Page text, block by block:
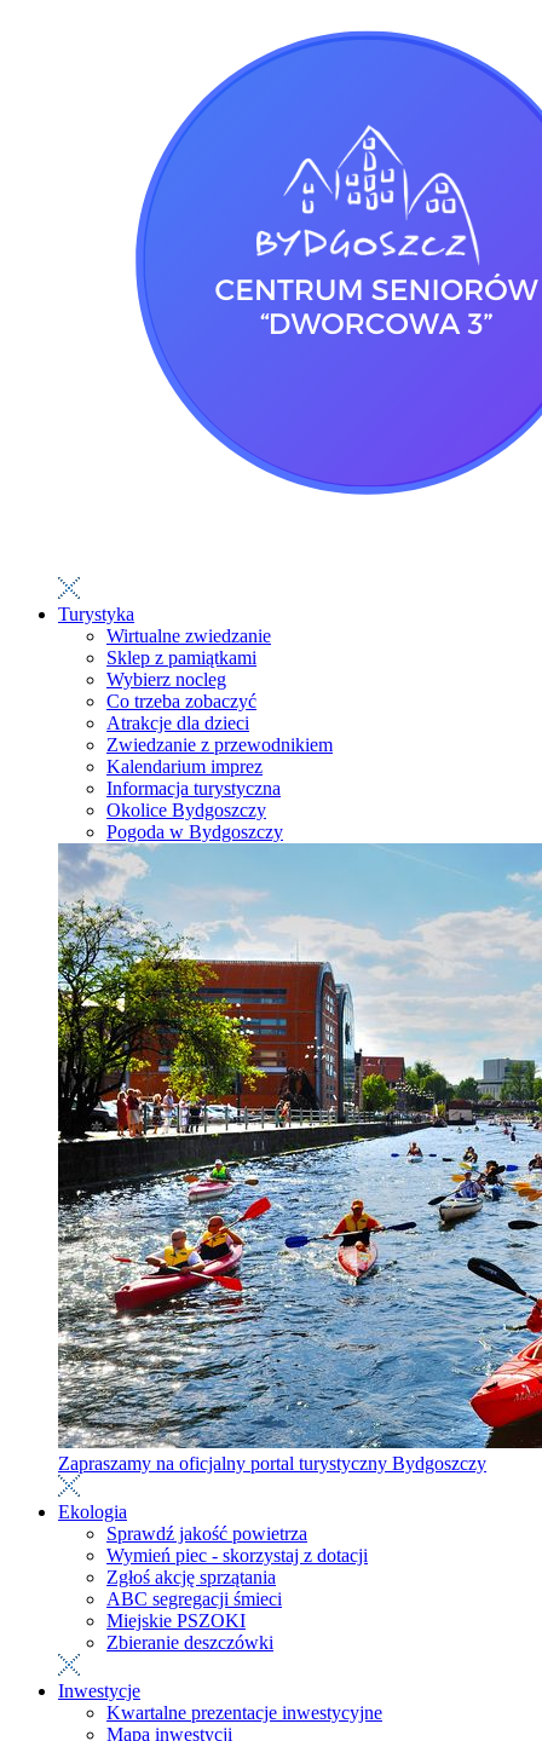
Turystyka
Wirtualne zwiedzanie
Sklep z pamiątkami
Wybierz nocleg
Co trzeba zobaczyć
Atrakcje dla dzieci
Zwiedzanie z przewodnikiem
Kalendarium imprez
Informacja turystyczna
Okolice Bydgoszczy
Pogoda w Bydgoszczy
Zapraszamy na oficjalny portal turystyczny Bydgoszczy
Ekologia
Sprawdź jakość powietrza
Wymień piec - skorzystaj z dotacji
Zgłoś akcję sprzątania
ABC segregacji śmieci
Miejskie PSZOKI
Zbieranie deszczówki
Inwestycje
Kwartalne prezentacje inwestycyjne
Mapa inwestycji